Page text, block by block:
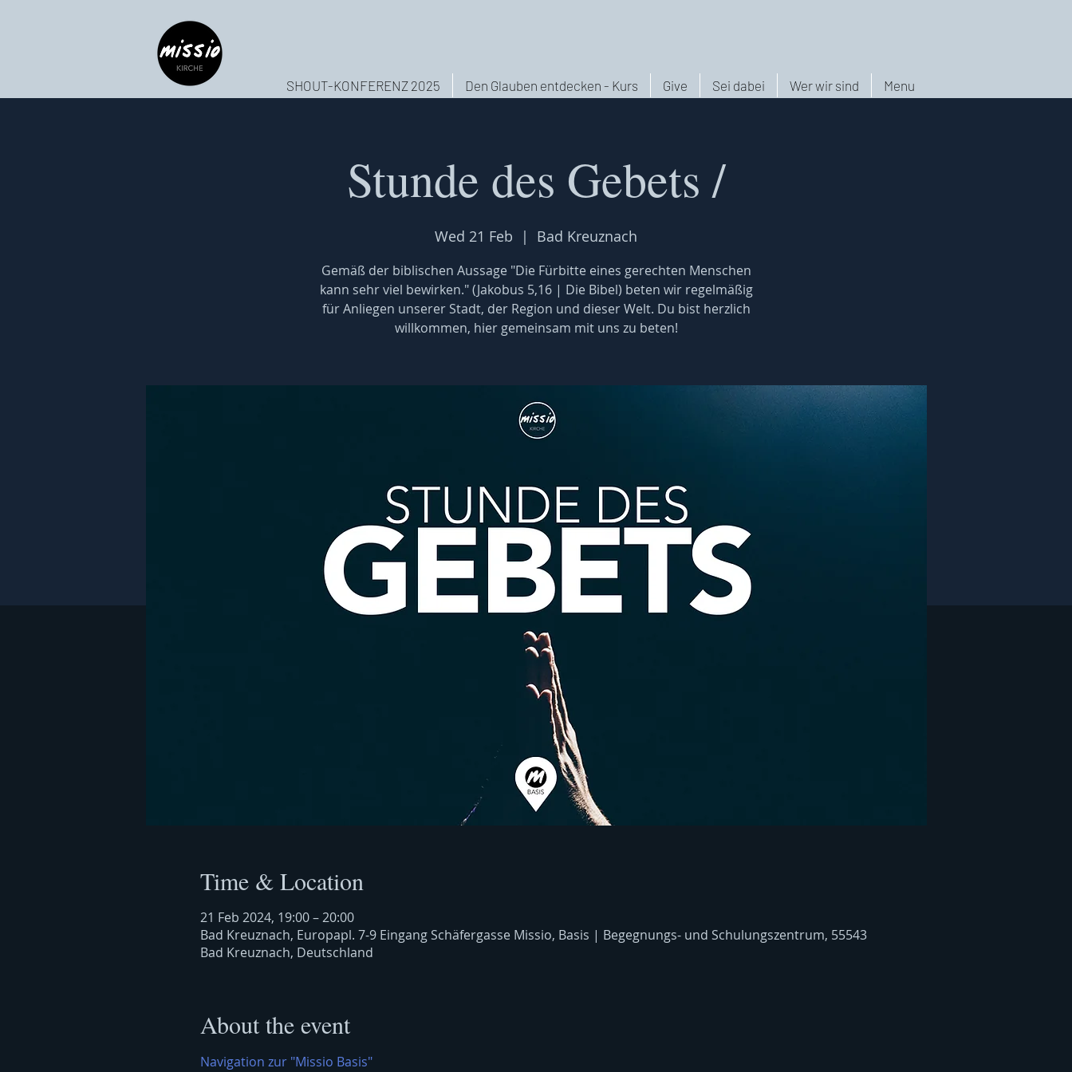
Menu
Wer wir sind
Sei dabei
Give
Den Glauben entdecken - Kurs
SHOUT-KONFERENZ 2025
Stunde des Gebets /
Wed 21 Feb
  |
Bad Kreuznach
Gemäß der biblischen Aussage "Die Fürbitte eines gerechten Menschen
kann sehr viel bewirken." (Jakobus 5,16 | Die Bibel) beten wir regelmäßig
für Anliegen unserer Stadt, der Region und dieser Welt. Du bist herzlich
willkommen, hier gemeinsam mit uns zu beten!
Time & Location
21 Feb 2024, 19:00 – 20:00
Bad Kreuznach, Europapl. 7-9 Eingang Schäfergasse Missio, Basis | Begegnungs- und Schulungszentrum, 55543
Bad Kreuznach, Deutschland
About the event
Navigation zur "Missio Basis"